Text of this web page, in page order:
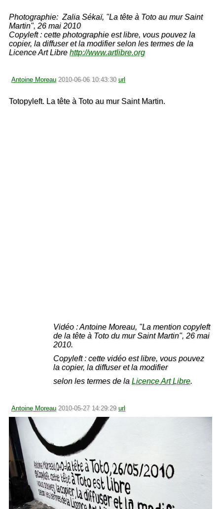
Photographie: Zalia Sékaï, "La tête à Toto au mur Saint
Martin", 26 mai 2010
Copyleft : cette photographie est libre, vous pouvez la
copier, la diffuser et la modifier selon les termes de la
Licence Art Librehttp://www.artlibre.org
Antoine Moreau 2010-06-06 10:43:30 url
Totopyleft. La tête à Toto au mur Saint Martin.
Vidéo : Antoine Moreau, "La mention copyleft
de la tête à Toto du mur Saint Martin", 26 mai
2010.
Copyleft : cette vidéo est libre, vous pouvez
la copier, la diffuser et la modifier
selon les termes de laLicence Art Libre.
Antoine Moreau 2010-05-27 14:29:29 url